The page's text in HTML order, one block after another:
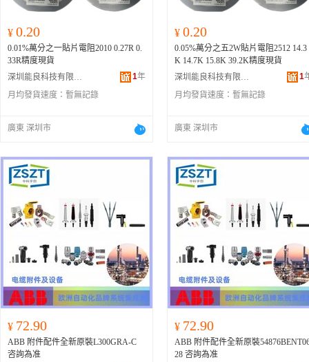
¥ 0.20
0.01%萬分之一貼片電阻2010 0.27R 0.
33R精度現貨
深圳能良科技有限公司
1年
月均發貨速度： 暫無記錄
廣東 深圳市
¥ 0.20
0.05%萬分之五2W貼片電阻2512 14.3
K 14.7K 15.8K 39.2K精度現貨
深圳能良科技有限公司
1
月均發貨速度： 暫無記錄
廣東 深圳市
¥ 72.90
ABB 附件配件全新原裝L300GRA-C
咨詢為准
¥ 72.90
ABB 附件配件全新原裝
28 咨詢為准